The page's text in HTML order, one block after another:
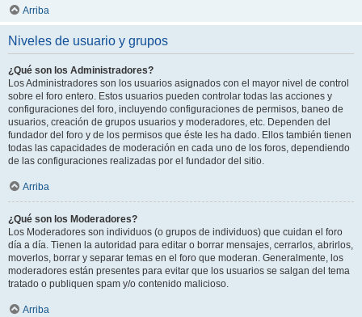
Arriba
Niveles de usuario y grupos
¿Qué son los Administradores?
Los Administradores son los usuarios asignados con el mayor nivel de control
sobre el foro entero. Estos usuarios pueden controlar todas las acciones y
configuraciones del foro, incluyendo configuraciones de permisos, baneo de
usuarios, creación de grupos usuarios y moderadores, etc. Dependen del
fundador del foro y de los permisos que éste les ha dado. Ellos también tienen
todas las capacidades de moderación en cada uno de los foros, dependiendo
de las configuraciones realizadas por el fundador del sitio.
Arriba
¿Qué son los Moderadores?
Los Moderadores son individuos (o grupos de individuos) que cuidan el foro
día a día. Tienen la autoridad para editar o borrar mensajes, cerrarlos, abrirlos,
moverlos, borrar y separar temas en el foro que moderan. Generalmente, los
moderadores están presentes para evitar que los usuarios se salgan del tema
tratado o publiquen spam y/o contenido malicioso.
Arriba